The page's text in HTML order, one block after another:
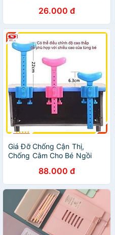
cách Hàn Quốc - LEODEN
Decor
26.000 đ
Giá Đỡ Chống Cận Thị,
Chống Cằm Cho Bé Ngồi
Điều Chỉnh Được Độ Cao
88.000 đ